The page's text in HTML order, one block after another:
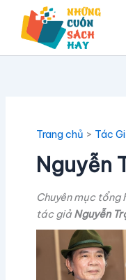
dung
Trang chủ Tác
Nguyễn
Chuyên mục
tác giả Nguyễn